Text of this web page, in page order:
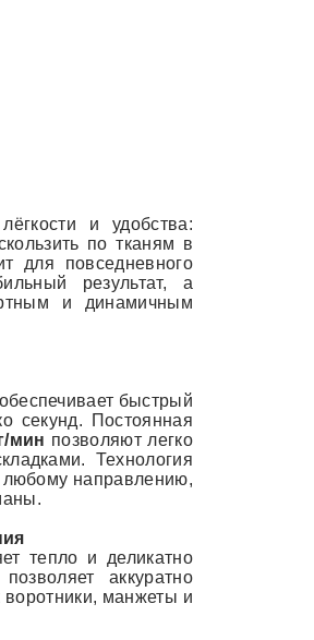
и удобства:
по тканям в
для повседневного
результат, а
и динамичным
быстрый
секунд. Постоянная
мин позволяют легко
Технология
любому направлению,
тепло и деликатно
аккуратно
воротники, манжеты и